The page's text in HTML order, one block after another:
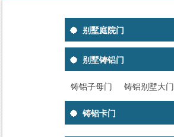
别墅庭院门
别墅铸铝门
铸铝子母门 铸铝别墅大门
铸铝卡门